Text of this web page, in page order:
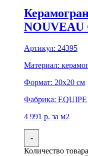
NOUVEAU
Артикул: 24395
Материал:
Формат: 20x20 см
Фабрика: EQUIPE
4 991 р. за м2
-
Количество